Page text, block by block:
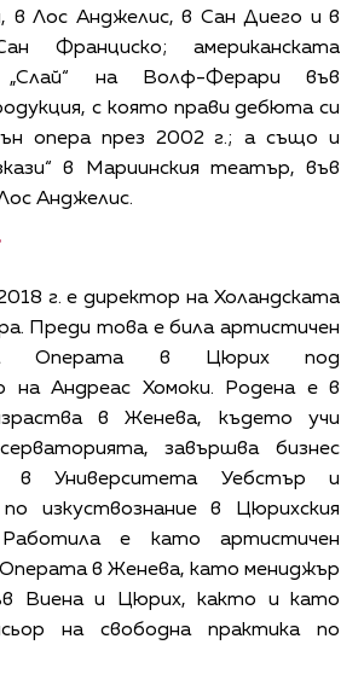
в Лос Анджелис, в Сан Диего и в
Франциско; американската
на Волф-Ферари във
с която прави дебюта си
опера през 2002 г.; а също и
в Мариинския театър, във
Анджелис.
г. е директор на Холандската
Преди това е била артистичен
Операта в Цюрих под
на Андреас Хомоки. Родена е в
в Женева, където учи
завършва бизнес
в Университета Уебстър и
изкуствознание в Цюрихския
Работила е като артистичен
в Женева, като мениджър
Виена и Цюрих, както и като
на свободна практика по